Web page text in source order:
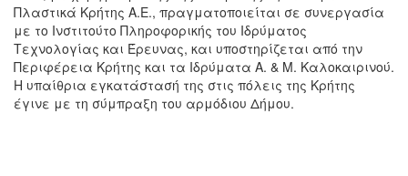
Πλαστικά Κρήτης Α.Ε., πραγματοποιείται σε συνεργασία
με το Ινστιτούτο Πληροφορικής του Ιδρύματος
Τεχνολογίας και Έρευνας, και υποστηρίζεται από την
Περιφέρεια Κρήτης και τα Ιδρύματα Α. & Μ. Καλοκαιρινού.
Η υπαίθρια εγκατάστασή της στις πόλεις της Κρήτης
έγινε με τη σύμπραξη του αρμόδιου Δήμου.